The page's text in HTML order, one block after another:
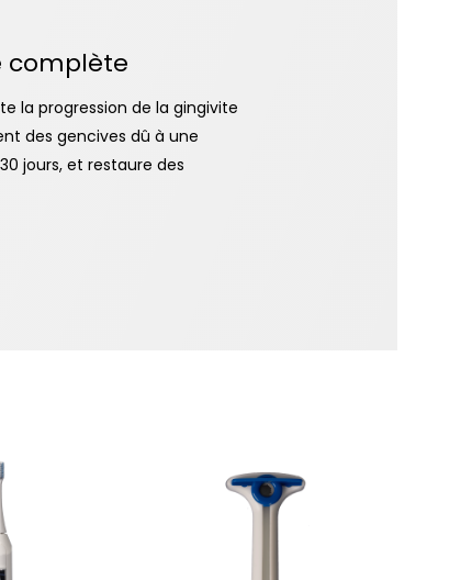
complète
la progression de la gingivite
des gencives dû à une
jours, et restaure des